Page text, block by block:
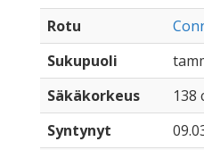
Rotu
Sukupuoli
Säkäkorkeus
138
Syntynyt